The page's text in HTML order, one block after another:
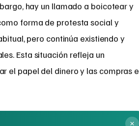
hay un llamado a boicotear y
forma de protesta social y
pero continúa existiendo y
Esta situación refleja un
el papel del dinero y las compras